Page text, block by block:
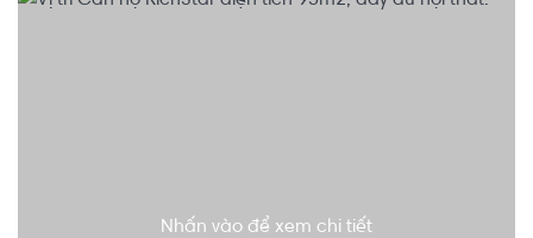
Nhấn vào để xem chi tiết